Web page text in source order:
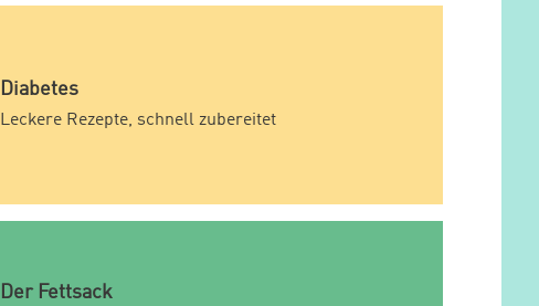
Diabetes
Leckere Rezepte, schnell zubereitet
Der Fettsack